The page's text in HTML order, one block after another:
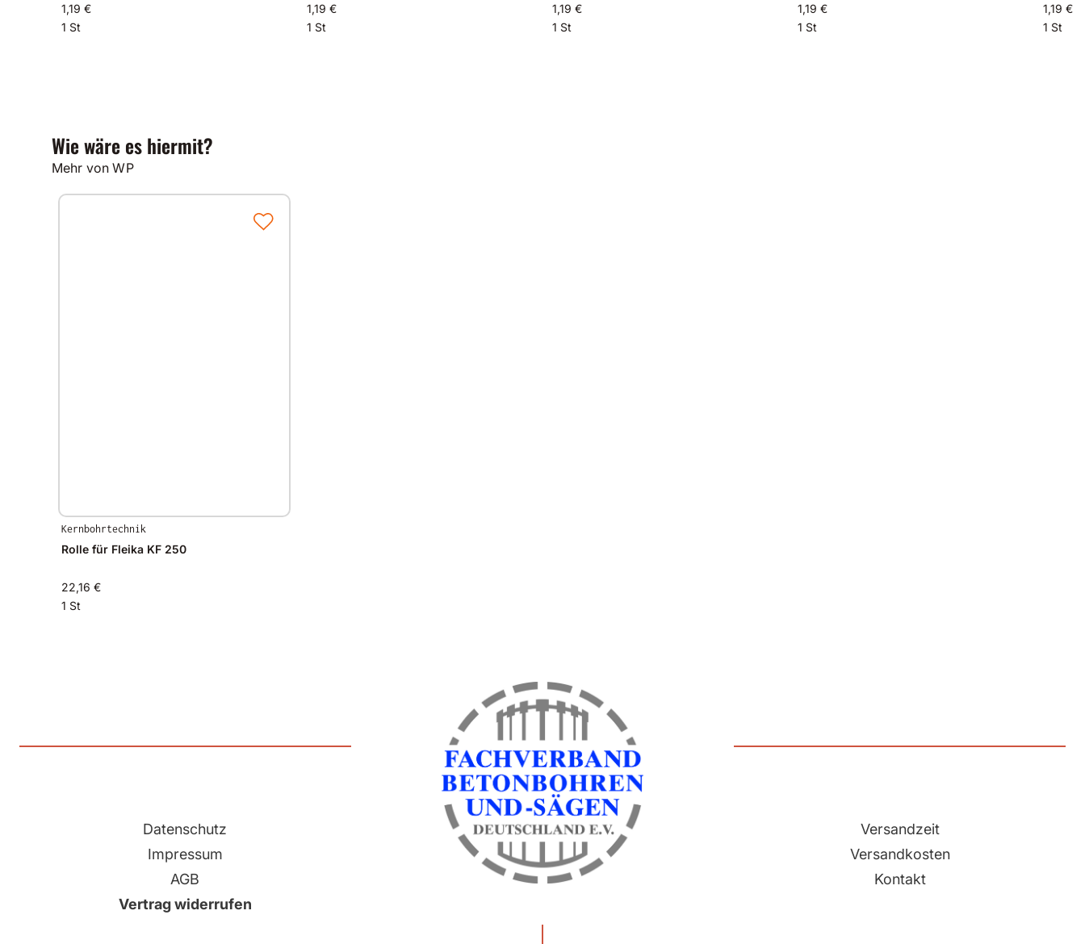
1,19 €
1 St
1,19 €
1 St
1,19 €
1 St
1,19 €
1 St
1,19 €
1 St
Wie wäre es hiermit?
Mehr von WP
Kernbohrtechnik
Rolle für Fleika KF 250
22,16 €
1 St
Datenschutz
Impressum
AGB
Vertrag widerrufen
Versandzeit
Versandkosten
Kontakt